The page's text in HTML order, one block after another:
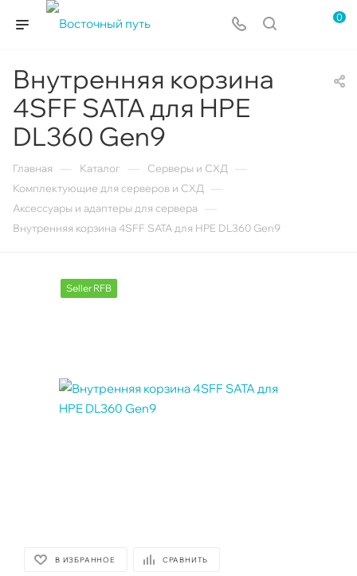
0
Внутренняя корзина
4SFF SATA для HPE
DL360 Gen9
Главная Каталог Серверы и СХД
Комплектующие для серверов и СХД
Аксессуары и адаптеры для сервера
Внутренняя корзина 4SFF SATA для HPE DL360 Gen9
Seller RFB
В ИЗБРАННОЕ СРАВНИТЬ